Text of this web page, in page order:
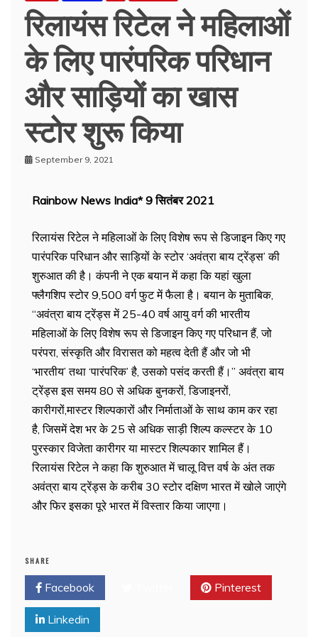
रिलायंस रिटेल ने महिलाओं
के लिए पारंपरिक परिधान
और साड़ियों का खास
स्टोर शुरू किया
September 9, 2021
Rainbow News India* 9 सितंबर 2021
रिलायंस रिटेल ने महिलाओं के लिए विशेष रूप से डिजाइन किए गए
पारंपरिक परिधान और साड़ियों के स्टोर ‘अवंत्रा बाय ट्रेंड्स’ की
शुरुआत की है। कंपनी ने एक बयान में कहा कि यहां खुला
फ्लैगशिप स्टोर 9,500 वर्ग फुट में फैला है। बयान के मुताबिक,
‘‘अवंत्रा बाय ट्रेंड्स में 25-40 वर्ष आयु वर्ग की भारतीय
महिलाओं के लिए विशेष रूप से डिजाइन किए गए परिधान हैं, जो
परंपरा, संस्कृति और विरासत को महत्व देती हैं और जो भी
‘भारतीय’ तथा ‘पारंपरिक’ है, उसको पसंद करती हैं।’’ अवंत्रा बाय
ट्रेंड्स इस समय 80 से अधिक बुनकरों, डिजाइनरों,
कारीगरों,मास्टर शिल्पकारों और निर्माताओं के साथ काम कर रहा
है, जिसमें देश भर के 25 से अधिक साड़ी शिल्प कल्स्टर के 10
पुरस्कार विजेता कारीगर या मास्टर शिल्पकार शामिल हैं।
रिलायंस रिटेल ने कहा कि शुरुआत में चालू वित्त वर्ष के अंत तक
अवंत्रा बाय ट्रेंड्स के करीब 30 स्टोर दक्षिण भारत में खोले जाएंगे
और फिर इसका पूरे भारत में विस्तार किया जाएगा।
SHARE
Facebook Pinterest
Linkedin